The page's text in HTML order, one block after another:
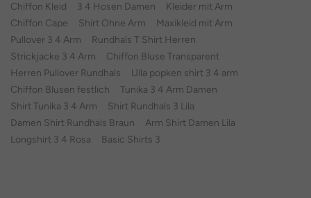
Chiffon Kleid 3 4 Hosen Damen
Kleider mit Arm
Chiffon Cape
Shirt Ohne Arm
Maxikleid mit Arm
Pullover 3 4 Arm
Rundhals T Shirt Herren
Strickjacke 3 4 Arm
Chiffon Bluse Transparent
Herren Pullover Rundhals
Ulla popken shirt 3 4 arm
Chiffon Blusen festlich
Tunika 3 4 Arm Damen
Shirt Tunika 3 4 Arm
Shirt Rundhals 3 Lila
Damen Shirt Rundhals Braun
Arm Shirt Damen Lila
Longshirt 3 4 Rosa
Basic Shirts 3